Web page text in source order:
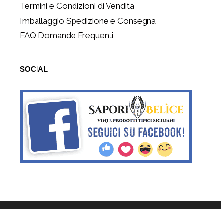
Termini e Condizioni di Vendita
Imballaggio Spedizione e Consegna
FAQ Domande Frequenti
SOCIAL